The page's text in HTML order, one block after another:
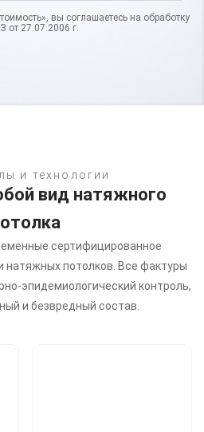
вы соглашаетесь на обработку
от 27.07.2006 г.
и технологии
вид натяжного
сертифицированное
натяжных потолков. Все фактуры
эпидемиологический контроль,
и безвредный состав.